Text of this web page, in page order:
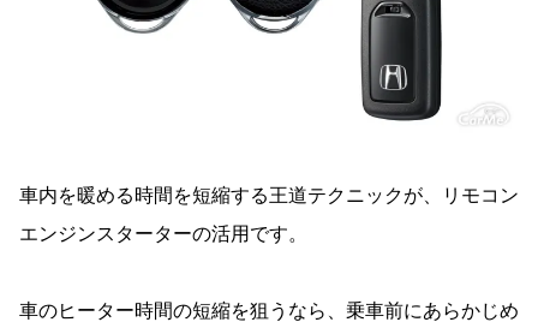
車内を暖める時間を短縮する王道テクニックが、リモコン
エンジンスターターの活用です。
車のヒーター時間の短縮を狙うなら、乗車前にあらかじめ